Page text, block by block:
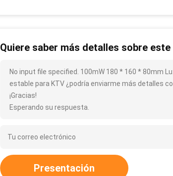
Quiere saber más detalles sobre
No input file specified. 100mW 180 * 160 * 80mm
estable para KTV ¿podría enviarme más detalles
¡Gracias!
Esperando su respuesta.
Presentación